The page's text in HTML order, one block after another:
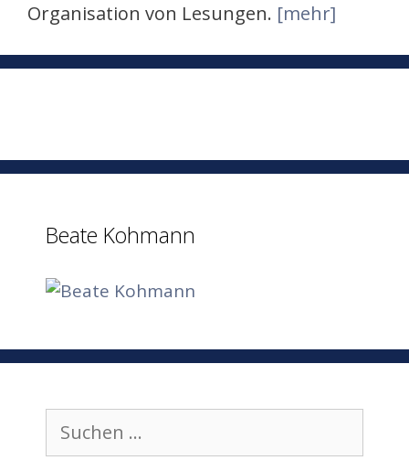
Organisation von Lesungen. [mehr]
Beate Kohmann
Suchen
nach: